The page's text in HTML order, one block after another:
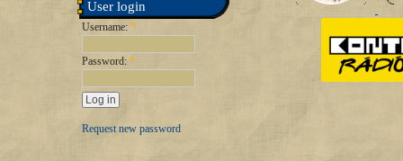
User login
Username: *
Password: *
Request new password